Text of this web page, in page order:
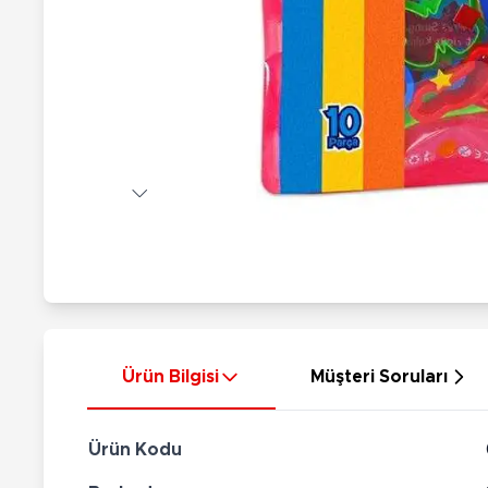
Nerf
Silahlar
Kılıç Setleri
Ok Setleri
Ürün Bilgisi Müşteri Soruları
Ürün Kodu